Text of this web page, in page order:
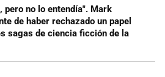
pero no lo entendía". Mark
de haber rechazado un papel
sagas de ciencia ficción de la